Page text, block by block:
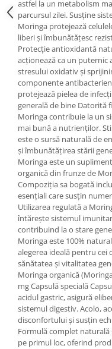
Vitamina D
Vitamina E
Vitamina K
Zinc
Cătină
Chlorella
Colina
Electroliti
Produse Apicole
Cacao
astfel la un metabolism
parcursul zilei. Susține
Moringa protejează
liberi și îmbunătățesc
Protecție antioxidantă
acționează ca un
stresului oxidativ și
componente
protejează pielea de
generală de bine Datorită
Moringa contribuie la un
mai bună a nutrienților.
este o sursă naturală de
și îmbunătățirea stării
Moringa este un
organică din frunze de
Compoziția sa bogată
esențiali care susțin
Utilizarea regulată a
întărește sistemul
contribuind la o stare
Moringa este 100%
alegerea ideală pentru cei
sănătatea și vitalitatea
Moringa organică
mg Capsulă specială
acidul gastric, asigură
sistemul digestiv. Acolo,
disconfortului și susțin
Formulă complet
pe primul loc, oferind